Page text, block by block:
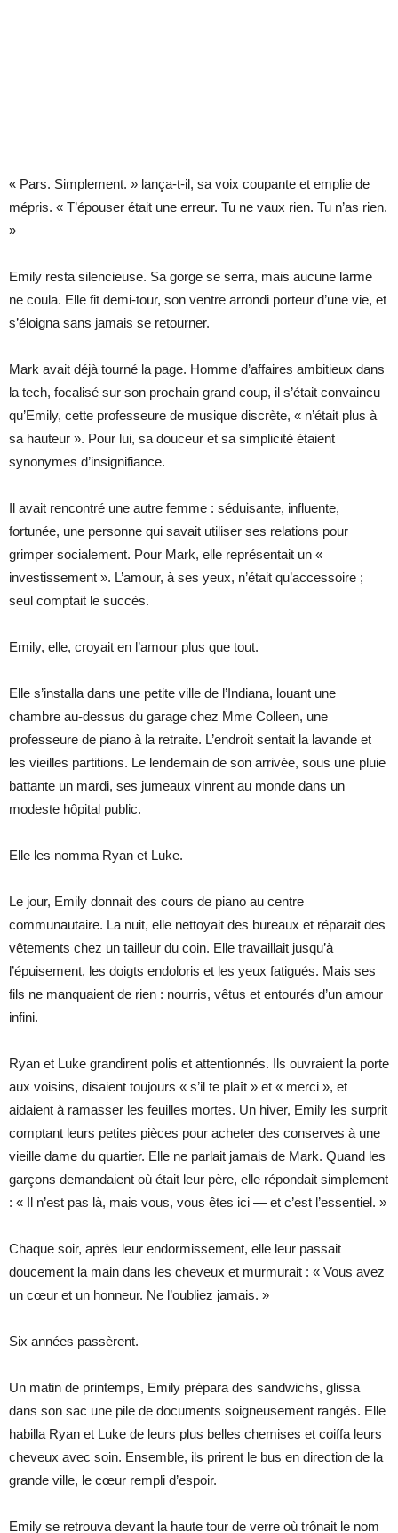
« Pars. Simplement. » lança-t-il, sa voix coupante et emplie de
mépris. « T’épouser était une erreur. Tu ne vaux rien. Tu n’as rien.
»
Emily resta silencieuse. Sa gorge se serra, mais aucune larme
ne coula. Elle fit demi-tour, son ventre arrondi porteur d’une vie, et
s’éloigna sans jamais se retourner.
Mark avait déjà tourné la page. Homme d’affaires ambitieux dans
la tech, focalisé sur son prochain grand coup, il s’était convaincu
qu’Emily, cette professeure de musique discrète, « n’était plus à
sa hauteur ». Pour lui, sa douceur et sa simplicité étaient
synonymes d’insignifiance.
Il avait rencontré une autre femme : séduisante, influente,
fortunée, une personne qui savait utiliser ses relations pour
grimper socialement. Pour Mark, elle représentait un «
investissement ». L’amour, à ses yeux, n’était qu’accessoire ;
seul comptait le succès.
Emily, elle, croyait en l’amour plus que tout.
Elle s’installa dans une petite ville de l’Indiana, louant une
chambre au-dessus du garage chez Mme Colleen, une
professeure de piano à la retraite. L’endroit sentait la lavande et
les vieilles partitions. Le lendemain de son arrivée, sous une pluie
battante un mardi, ses jumeaux vinrent au monde dans un
modeste hôpital public.
Elle les nomma Ryan et Luke.
Le jour, Emily donnait des cours de piano au centre
communautaire. La nuit, elle nettoyait des bureaux et réparait des
vêtements chez un tailleur du coin. Elle travaillait jusqu’à
l’épuisement, les doigts endoloris et les yeux fatigués. Mais ses
fils ne manquaient de rien : nourris, vêtus et entourés d’un amour
infini.
Ryan et Luke grandirent polis et attentionnés. Ils ouvraient la porte
aux voisins, disaient toujours « s’il te plaît » et « merci », et
aidaient à ramasser les feuilles mortes. Un hiver, Emily les surprit
comptant leurs petites pièces pour acheter des conserves à une
vieille dame du quartier. Elle ne parlait jamais de Mark. Quand les
garçons demandaient où était leur père, elle répondait simplement
: « Il n’est pas là, mais vous, vous êtes ici — et c’est l’essentiel. »
Chaque soir, après leur endormissement, elle leur passait
doucement la main dans les cheveux et murmurait : « Vous avez
un cœur et un honneur. Ne l’oubliez jamais. »
Six années passèrent.
Un matin de printemps, Emily prépara des sandwichs, glissa
dans son sac une pile de documents soigneusement rangés. Elle
habilla Ryan et Luke de leurs plus belles chemises et coiffa leurs
cheveux avec soin. Ensemble, ils prirent le bus en direction de la
grande ville, le cœur rempli d’espoir.
Emily se retrouva devant la haute tour de verre où trônait le nom